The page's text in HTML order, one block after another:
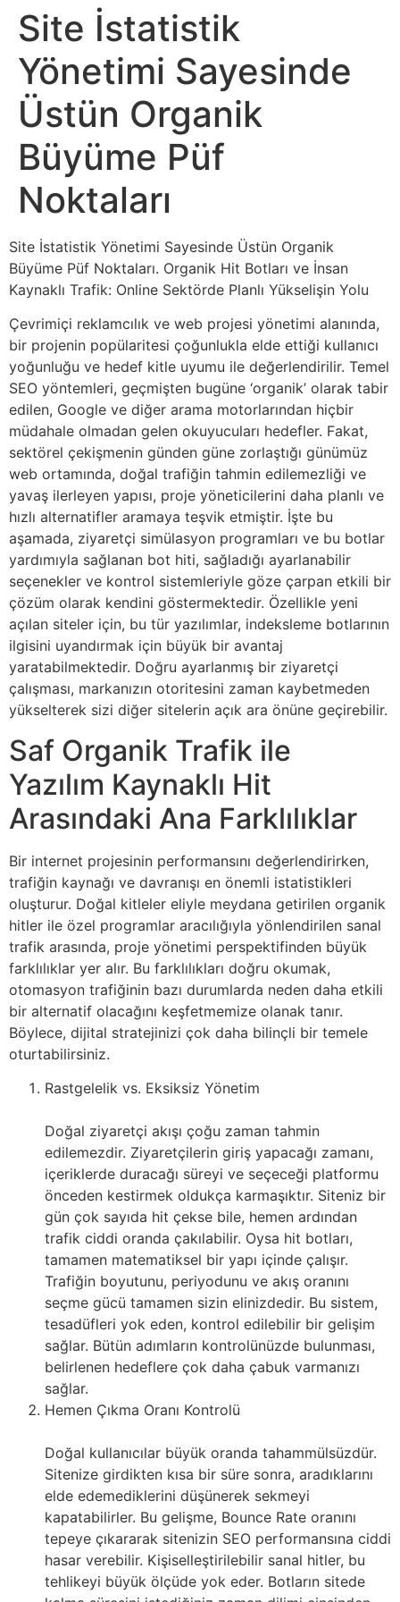
Site İstatistik
Yönetimi Sayesinde
Üstün Organik
Büyüme Püf
Noktaları
Site İstatistik Yönetimi Sayesinde Üstün Organik
Büyüme Püf Noktaları. Organik Hit Botları ve İnsan
Kaynaklı Trafik: Online Sektörde Planlı Yükselişin Yolu
Çevrimiçi reklamcılık ve web projesi yönetimi alanında,
bir projenin popülaritesi çoğunlukla elde ettiği kullanıcı
yoğunluğu ve hedef kitle uyumu ile değerlendirilir. Temel
SEO yöntemleri, geçmişten bugüne ‘organik’ olarak tabir
edilen, Google ve diğer arama motorlarından hiçbir
müdahale olmadan gelen okuyucuları hedefler. Fakat,
sektörel çekişmenin günden güne zorlaştığı günümüz
web ortamında, doğal trafiğin tahmin edilemezliği ve
yavaş ilerleyen yapısı, proje yöneticilerini daha planlı ve
hızlı alternatifler aramaya teşvik etmiştir. İşte bu
aşamada, ziyaretçi simülasyon programları ve bu botlar
yardımıyla sağlanan bot hiti, sağladığı ayarlanabilir
seçenekler ve kontrol sistemleriyle göze çarpan etkili bir
çözüm olarak kendini göstermektedir. Özellikle yeni
açılan siteler için, bu tür yazılımlar, indeksleme botlarının
ilgisini uyandırmak için büyük bir avantaj
yaratabilmektedir. Doğru ayarlanmış bir ziyaretçi
çalışması, markanızın otoritesini zaman kaybetmeden
yükselterek sizi diğer sitelerin açık ara önüne geçirebilir.
Saf Organik Trafik ile
Yazılım Kaynaklı Hit
Arasındaki Ana Farklılıklar
Bir internet projesinin performansını değerlendirirken,
trafiğin kaynağı ve davranışı en önemli istatistikleri
oluşturur. Doğal kitleler eliyle meydana getirilen organik
hitler ile özel programlar aracılığıyla yönlendirilen sanal
trafik arasında, proje yönetimi perspektifinden büyük
farklılıklar yer alır. Bu farklılıkları doğru okumak,
otomasyon trafiğinin bazı durumlarda neden daha etkili
bir alternatif olacağını keşfetmemize olanak tanır.
Böylece, dijital stratejinizi çok daha bilinçli bir temele
oturtabilirsiniz.
Rastgelelik vs. Eksiksiz Yönetim
Doğal ziyaretçi akışı çoğu zaman tahmin
edilemezdir. Ziyaretçilerin giriş yapacağı zamanı,
içeriklerde duracağı süreyi ve seçeceği platformu
önceden kestirmek oldukça karmaşıktır. Siteniz bir
gün çok sayıda hit çekse bile, hemen ardından
trafik ciddi oranda çakılabilir. Oysa hit botları,
tamamen matematiksel bir yapı içinde çalışır.
Trafiğin boyutunu, periyodunu ve akış oranını
seçme gücü tamamen sizin elinizdedir. Bu sistem,
tesadüfleri yok eden, kontrol edilebilir bir gelişim
sağlar. Bütün adımların kontrolünüzde bulunması,
belirlenen hedeflere çok daha çabuk varmanızı
sağlar.
Hemen Çıkma Oranı Kontrolü
Doğal kullanıcılar büyük oranda tahammülsüzdür.
Sitenize girdikten kısa bir süre sonra, aradıklarını
elde edemediklerini düşünerek sekmeyi
kapatabilirler. Bu gelişme, Bounce Rate oranını
tepeye çıkararak sitenizin SEO performansına ciddi
hasar verebilir. Kişiselleştirilebilir sanal hitler, bu
tehlikeyi büyük ölçüde yok eder. Botların sitede